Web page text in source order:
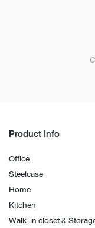
Product Info
Office
Steelcase
Home
Kitchen
Walk-in closet &